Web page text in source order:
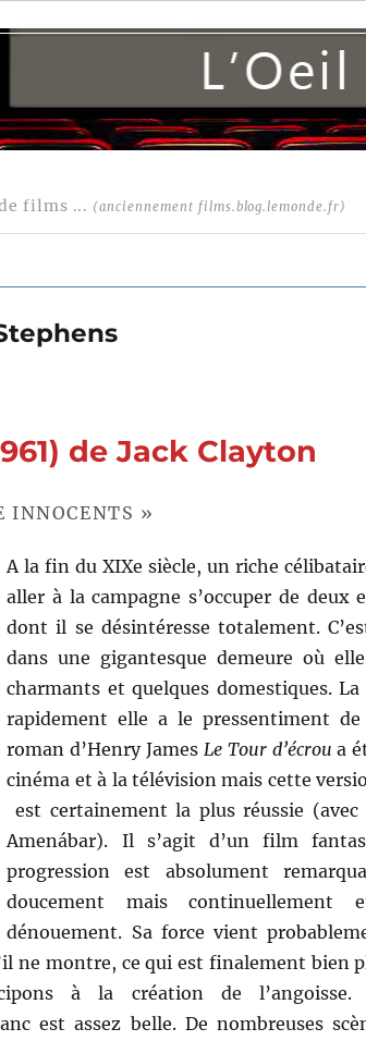
films ... (anciennement films.blog.lemonde.fr)
de Jack Clayton
INNOCENTS »
A la fin du XIXe siècle, un riche
aller à la campagne s’occuper de
dont il se désintéresse totalement.
dans une gigantesque demeure où
charmants et quelques domestiques.
rapidement elle a le pressentiment de
roman d’Henry James Le Tour d’écrou a
cinéma et à la télévision mais cette
est certainement la plus réussie (avec
Amenábar). Il s’agit d’un film
progression est absolument
doucement mais
dénouement. Sa force vient
ne montre, ce qui est finalement bien
à la création de l’angoisse.
est assez belle. De nombreuses